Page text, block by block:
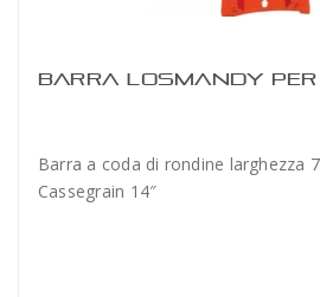
BARRA LOSMANDY
Barra a coda di rondine larghezza
Cassegrain 14″